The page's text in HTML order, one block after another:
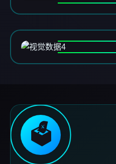
🗳️